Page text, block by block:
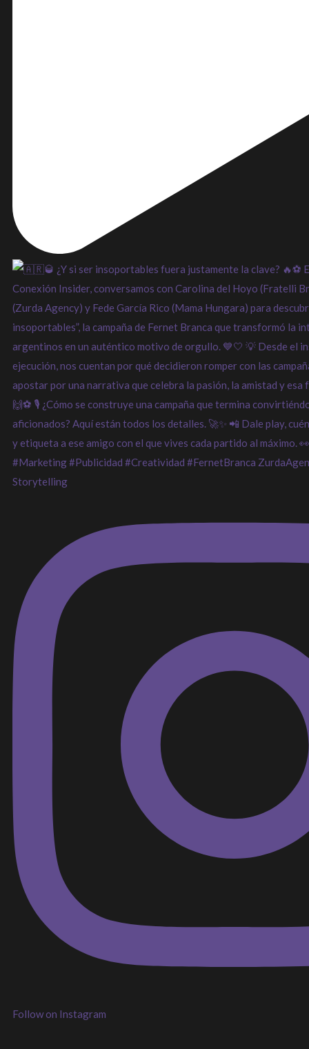
Follow on Instagram